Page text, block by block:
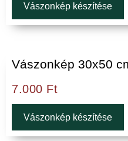
Vászonkép készítése
Vászonkép 30x50
7.000 Ft
Vászonkép készítése